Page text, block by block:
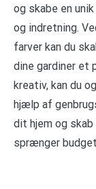
og skabe en
og indretning.
farver kan du
dine gardiner et
kreativ, kan du
hjælp af
dit hjem og
sprænger